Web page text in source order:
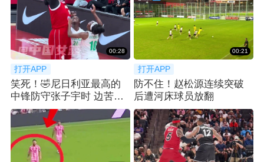
00:28
打开APP
笑死！🤣尼日利亚最高的
中锋防守张子宇时 边苦笑
边弃防
00:21
打开APP
防不住！赵松源连续突破
后遭河床球员放翻